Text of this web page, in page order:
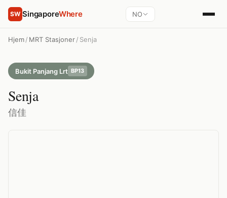
SW SingaporeWhere NO
Hjem/ MRT Stasjoner/ Senja
Bukit Panjang Lrt BP13
Senja
信佳